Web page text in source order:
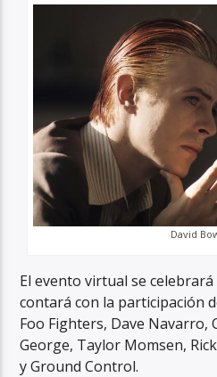
David
El evento virtual se
contará con la participación
Foo Fighters, Dave Navarro,
George, Taylor Momsen,
y Ground Control.